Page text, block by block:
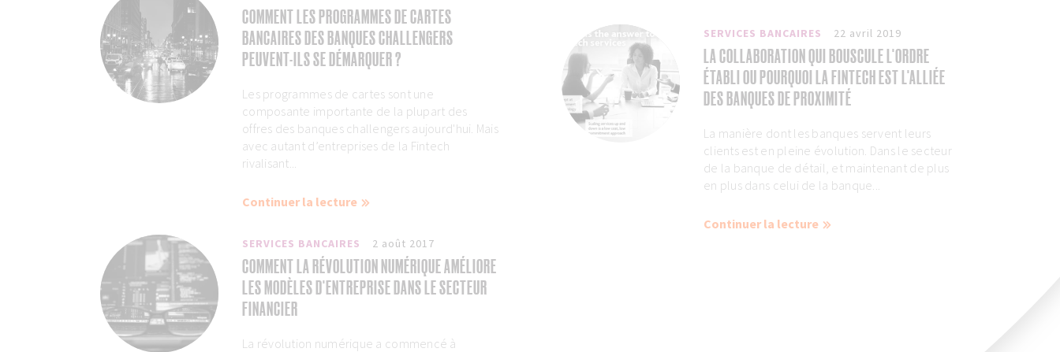
COMMENT LES PROGRAMMES DE CARTES
BANCAIRES DES BANQUES CHALLENGERS
PEUVENT-ILS SE DÉMARQUER ?
Les programmes de cartes sont une
composante importante de la plupart des
offres des banques challengers aujourd'hui. Mais
avec autant d’entreprises de la Fintech
rivalisant...
Continuer la lecture
SERVICES BANCAIRES 22 avril 2019
LA COLLABORATION QUI BOUSCULE L'ORDRE
ÉTABLI OU POURQUOI LA FINTECH EST L'ALLIÉE
DES BANQUES DE PROXIMITÉ
La manière dont les banques servent leurs
clients est en pleine évolution. Dans le secteur
de la banque de détail, et maintenant de plus
en plus dans celui de la banque...
Continuer la lecture
SERVICES BANCAIRES 2 août 2017
COMMENT LA RÉVOLUTION NUMÉRIQUE AMÉLIORE
LES MODÈLES D'ENTREPRISE DANS LE SECTEUR
FINANCIER
La révolution numérique a commencé à